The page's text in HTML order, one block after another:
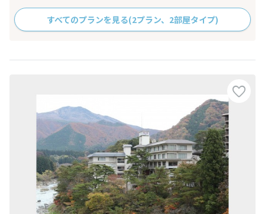
すべてのプランを見る(2プラン、2部屋タイプ)